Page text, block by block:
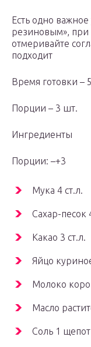
Есть одно
резиновым», при
отмеривайте
подходит
Время готовки –
Порции – 3 шт.
Ингредиенты
Порции: –+3
Мука 4 ст.л.
Сахар-песок
Какао 3 ст.л.
Яйцо
Молоко
Масло
Соль 1